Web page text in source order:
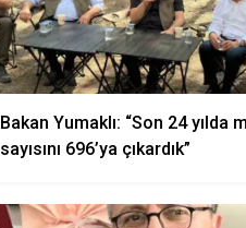
Bakan Yumaklı: “Son 24 yılda
sayısını 696’ya çıkardık”